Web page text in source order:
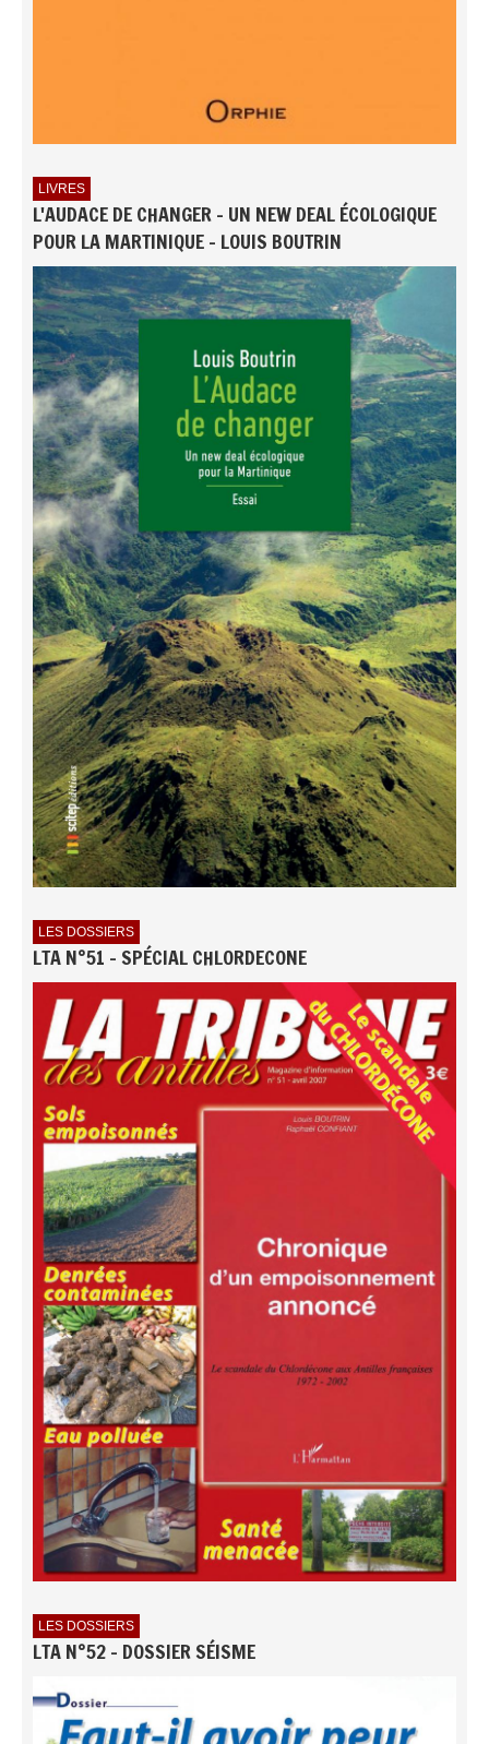
LIVRES
L'AUDACE DE CHANGER - UN NEW DEAL ÉCOLOGIQUE
POUR LA MARTINIQUE - LOUIS BOUTRIN
LES DOSSIERS
LTA N°51 - SPÉCIAL CHLORDECONE
LES DOSSIERS
LTA N°52 - DOSSIER SÉISME